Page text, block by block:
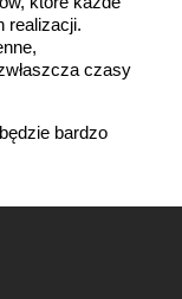
realizacji.
czasy
bardzo